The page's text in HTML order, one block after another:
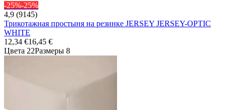
-25%-25%
4,9 (9145)
Трикотажная простыня на резинке JERSEY JERSEY-OPTIC
WHITE
12,34 €16,45 €
Цвета 22Размеры 8